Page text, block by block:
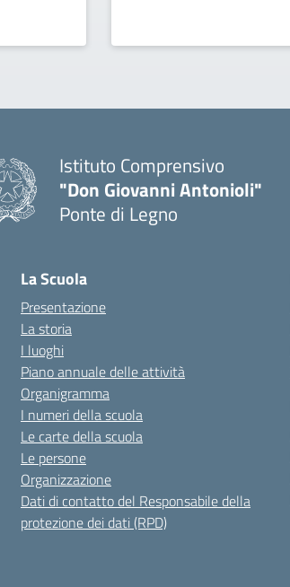
Istituto Comprensivo
"Don Giovanni Antonioli"
Ponte di Legno
La Scuola
Presentazione
La storia
I luoghi
Piano annuale delle attività
Organigramma
I numeri della scuola
Le carte della scuola
Le persone
Organizzazione
Dati di contatto del Responsabile della
protezione dei dati (RPD)